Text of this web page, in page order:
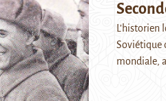
Soviétique
mondiale,